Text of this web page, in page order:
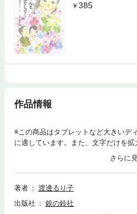
385
作品情報
※この商品はタブレットなど大きいデ
に適しています。また、文字だけを
ト、検索、辞書の参照、引用などの
に突然やってきた住み込みの少女、
に砂糖が怖くてたまりません。その
後、身寄りのない少女友ちゃんの心を
著者
渡邊るり子
出版社
銀の鈴社